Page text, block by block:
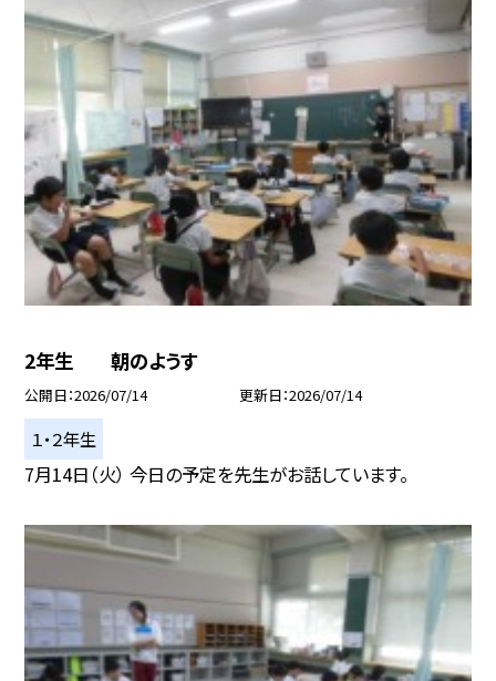
2年生 朝のようす
公開日 2026/07/14 更新日 2026/07/14
１・２年生
7月14日（火） 今日の予定を先生がお話しています。